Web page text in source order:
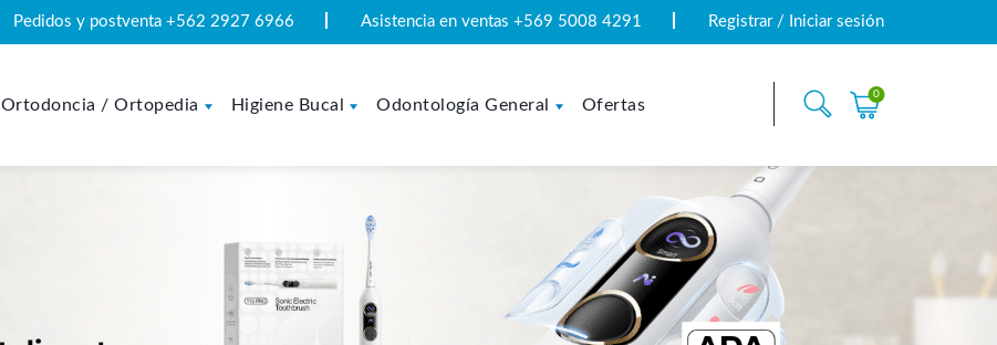
Pedidos y postventa +562 2927 6966 Asistencia en ventas +569 5008 4291 Registrar / Iniciar sesión
Ortodoncia / Ortopedia Higiene Bucal Odontología General Ofertas
0